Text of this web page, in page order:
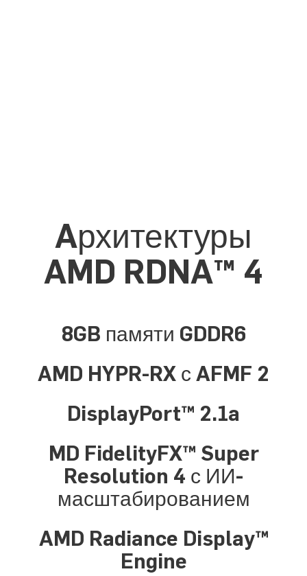
Aрхитектуры
AMD RDNA™ 4
8GB памяти GDDR6
AMD HYPR-RX с AFMF 2
DisplayPort™ 2.1a
MD FidelityFX™ Super
Resolution 4 с ИИ-
масштабированием
AMD Radiance Display™
Engine